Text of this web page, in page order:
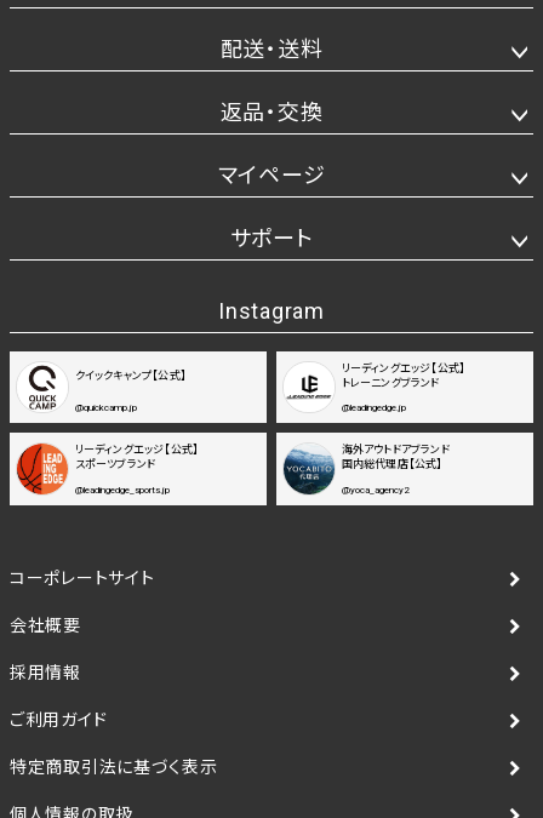
配送・送料
返品・交換
マイページ
サポート
Instagram
クイックキャンプ【公式】
@quickcamp.jp
リーディングエッジ【公式】
トレーニングブランド
@leadingedge.jp
リーディングエッジ【公式】
スポーツブランド
@leadingedge_sports.jp
海外アウトドアブランド
国内総代理店【公式】
@yoca_agency2
コーポレートサイト
会社概要
採用情報
ご利用ガイド
特定商取引法に基づく表示